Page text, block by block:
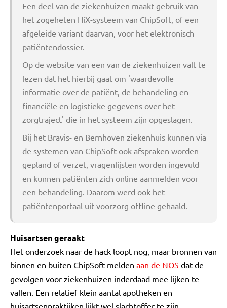
Een deel van de ziekenhuizen maakt gebruik van
het zogeheten HiX-systeem van ChipSoft, of een
afgeleide variant daarvan, voor het elektronisch
patiëntendossier.
Op de website van een van de ziekenhuizen valt te
lezen dat het hierbij gaat om 'waardevolle
informatie over de patiënt, de behandeling en
financiële en logistieke gegevens over het
zorgtraject' die in het systeem zijn opgeslagen.
Bij het Bravis- en Bernhoven ziekenhuis kunnen via
de systemen van ChipSoft ook afspraken worden
gepland of verzet, vragenlijsten worden ingevuld
en kunnen patiënten zich online aanmelden voor
een behandeling. Daarom werd ook het
patiëntenportaal uit voorzorg offline gehaald.
Huisartsen geraakt
Het onderzoek naar de hack loopt nog, maar bronnen van
binnen en buiten ChipSoft melden aan de NOS dat de
gevolgen voor ziekenhuizen inderdaad mee lijken te
vallen. Een relatief klein aantal apotheken en
huisartsenpraktijken lijkt wel slachtoffer te zijn